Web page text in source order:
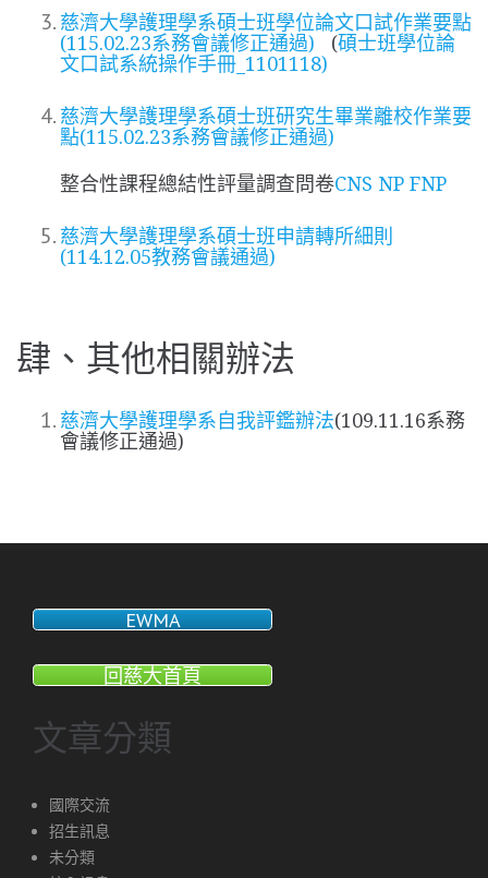
慈濟大學護理學系碩士班學位論文口試作業要點
(115.02.23系務會議修正通過) (碩士班學位論
文口試系統操作手冊_1101118)
慈濟大學護理學系碩士班研究生畢業離校作業要
點(115.02.23系務會議修正通過)
整合性課程總結性評量調查問卷CNS NP FNP
慈濟大學護理學系碩士班申請轉所細則
(114.12.05教務會議通過)
肆、其他相關辦法
慈濟大學護理學系自我評鑑辦法(109.11.16系務
會議修正通過)
EWMA
回慈大首頁
文章分類
國際交流
招生訊息
未分類